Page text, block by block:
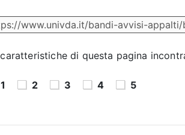
di questa pagina
1 2 3 4 5